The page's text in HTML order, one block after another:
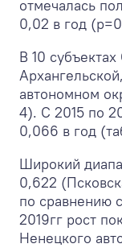
отмечалась
0,02 в год
В 10
автономном
4). С 2015 по
0,066 в год
Широкий
0,622
по сравнению
2019гг рост
Ненецкого